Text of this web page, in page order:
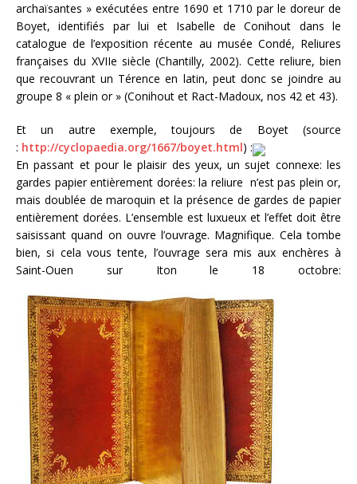
archaïsantes » exécutées entre 1690 et 1710 par le doreur de
Boyet, identifiés par lui et Isabelle de Conihout dans le
catalogue de l’exposition récente au musée Condé, Reliures
françaises du XVIIe siècle (Chantilly, 2002). Cette reliure, bien
que recouvrant un Térence en latin, peut donc se joindre au
groupe 8 « plein or » (Conihout et Ract-Madoux, nos 42 et 43).
Et un autre exemple, toujours de Boyet (source
: http://cyclopaedia.org/1667/boyet.html) :
En passant et pour le plaisir des yeux, un sujet connexe: les
gardes papier entièrement dorées: la reliure n’est pas plein or,
mais doublée de maroquin et la présence de gardes de papier
entièrement dorées. L’ensemble est luxueux et l’effet doit être
saisissant quand on ouvre l’ouvrage. Magnifique. Cela tombe
bien, si cela vous tente, l’ouvrage sera mis aux enchères à
Saint-Ouen sur Iton le 18 octobre: